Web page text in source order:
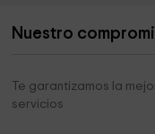
Hogar del Pensionista
Ermita de San Isidro
Nuestro
Te garantizamos la
servicios